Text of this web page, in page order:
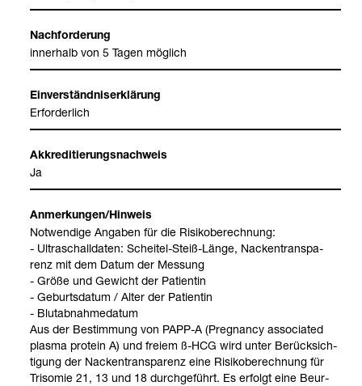
Nach­for­de­rung
inner­halb von 5 Tagen mög­lich
Ein­ver­ständ­nis­er­klä­rung
Erfor­der­lich
Akkre­di­tie­rungs­nach­weis
Ja
Anmer­kun­gen/Hin­weis
Not­wen­dige Anga­ben für die Risi­ko­be­rech­nung:
- Ultra­schall­da­ten: Schei­tel-​Steiß-​Länge, Nacken­trans­pa­
renz mit dem Datum der Mes­sung
- Größe und Gewicht der Pati­en­tin
- Geburts­da­tum / Alter der Pati­en­tin
- Blut­ab­nah­me­da­tum
Aus der Bestim­mung von PAPP-​A (Pregnancy asso­cia­ted
plasma pro­tein A) und freiem ß-​HCG wird unter Berück­sich­
ti­gung der Nacken­trans­pa­renz eine Risi­ko­be­rech­nung für
Tri­so­mie 21, 13 und 18 durch­ge­führt. Es erfolgt eine Beur­